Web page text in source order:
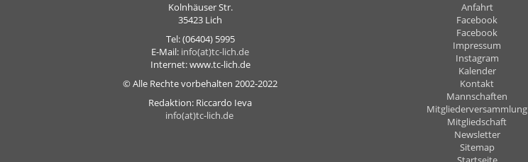
Kolnhäuser Str.
35423 Lich
Tel: (06404) 5995
E-Mail: info(at)tc-lich.de
Internet: www.tc-lich.de
© Alle Rechte vorbehalten 2002-2022
Redaktion: Riccardo Ieva
info(at)tc-lich.de
Anfahrt
Facebook
Facebook
Impressum
Instagram
Kalender
Kontakt
Mannschaften
Mitgliederversammlung
Mitgliedschaft
Newsletter
Sitemap